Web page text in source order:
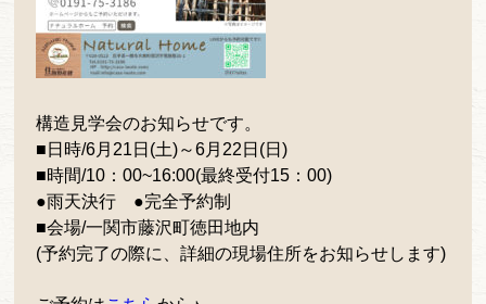
構造見学会のお知らせです。
■日時/6月21日(土)～6月22日(日)
■時間/10：00~16:00(最終受付15 ：00)
●雨天決行 ●完全予約制
■会場/一関市藤沢町徳田地内
(予約完了の際に、詳細の現場住所をお知らせします)